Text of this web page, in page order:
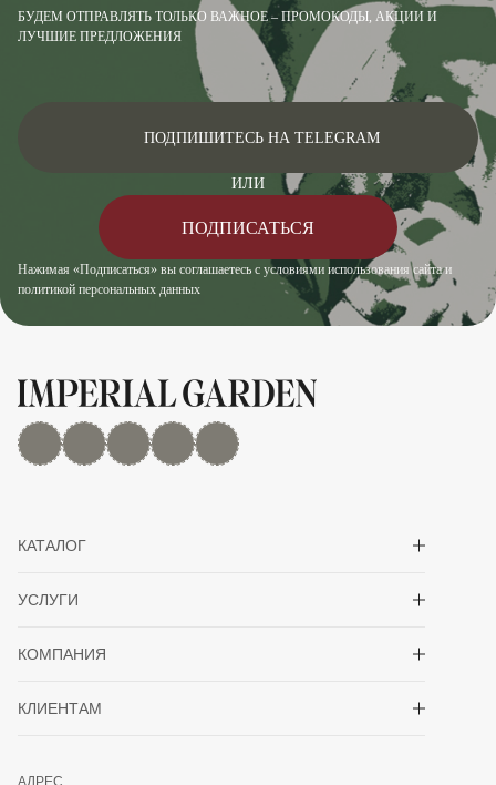
БУДЕМ ОТПРАВЛЯТЬ ТОЛЬКО ВАЖНОЕ – ПРОМОКОДЫ, АКЦИИ И
ЛУЧШИЕ ПРЕДЛОЖЕНИЯ
Нажимая «Подписаться» вы соглашаетесь с условиями использования сайта и
политикой персональных данных
ПОДПИШИТЕСЬ НА TELEGRAM
ИЛИ
ПОДПИСАТЬСЯ
MAX Дзен YouTuberutubeTelegram
КАТАЛОГ
УСЛУГИ
КОМПАНИЯ
КЛИЕНТАМ